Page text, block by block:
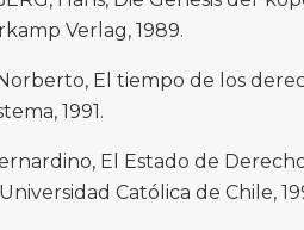
Verlag, 1989.
El tiempo de los
1991.
El Estado de
Católica de Chile,